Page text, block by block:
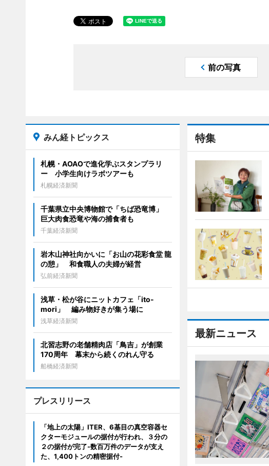
前の写真
特集
最新ニュース
みん経トピックス
札幌・AOAOで進化学ぶスタンプラリ
ー 小学生向けラボツアーも
札幌経済新聞
千葉県立中央博物館で「ちば恐竜博」
巨大肉食恐竜や海の捕食者も
千葉経済新聞
岩木山神社向かいに「お山の花彩食堂 龍
の憩」 和食職人の夫婦が経営
弘前経済新聞
浅草・松が谷にニットカフェ「ito-
mori」 編み物好きが集う場に
浅草経済新聞
北習志野の老舗精肉店「鳥吉」が創業
170周年 幕末から続くのれん守る
船橋経済新聞
プレスリリース
「地上の太陽」ITER、6基目の真空容器セ
クターモジュールの据付が行われ、３分の
２の据付が完了-数百万件のデータが支え
た、1,400トンの精密据付-